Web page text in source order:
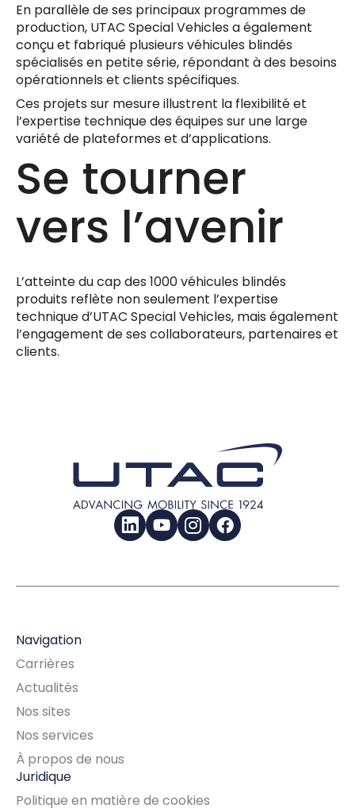
En parallèle de ses principaux programmes de
production, UTAC Special Vehicles a également
conçu et fabriqué plusieurs véhicules blindés
spécialisés en petite série, répondant à des besoins
opérationnels et clients spécifiques.
Ces projets sur mesure illustrent la flexibilité et
l’expertise technique des équipes sur une large
variété de plateformes et d’applications.
Se tourner
vers l’avenir
L’atteinte du cap des 1000 véhicules blindés
produits reflète non seulement l’expertise
technique d’UTAC Special Vehicles, mais également
l’engagement de ses collaborateurs, partenaires et
clients.
LinkedInYouTubeInstagramFacebook
Navigation
Carrières
Actualités
Nos sites
Nos services
À propos de nous
Juridique
Politique en matière de cookies